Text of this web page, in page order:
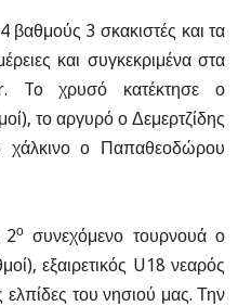
βαθμούς 3 σκακιστές και τα
και συγκεκριμένα στα
. Toχρυσό κατέκτησε ο
το αργυρό ο Δεμερτζίδης
χάλκινο ο Παπαθεοδώρου
2οσυνεχόμενο τουρνουά ο
εξαιρετικός U18 νεαρός
ελπίδες του νησιού μας.Την